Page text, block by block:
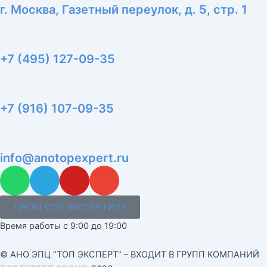
г. Москва, Газетный переулок, д. 5, стр. 1
+7 (495) 127-09-35
+7 (916) 107-09-35
info@anotopexpert.ru
W
a
t
s
a
p
T
l
e
g
r
a
Y
u
t
u
b
e
E
v
e
l
o
p
ПРОВЕСТИ ЭКСПЕРТИЗУ
Время работы с 9:00 до 19:00
© АНО ЭПЦ “ТОП ЭКСПЕРТ” – ВХОДИТ В ГРУПП КОМПАНИЙ